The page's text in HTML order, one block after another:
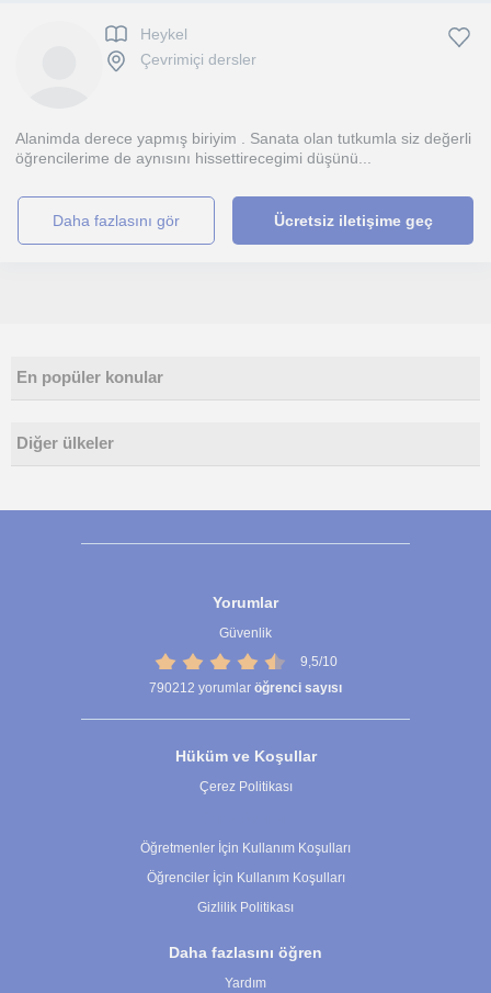
Heykel
Çevrimiçi dersler
Alanimda derece yapmış biriyim . Sanata olan tutkumla siz değerli
öğrencilerime de aynısını hissettirecegimi düşünü...
daha fazlasını gör Ücretsiz iletişime geç
En popüler konular
Diğer ülkeler
Yorumlar
Güvenlik
9,5/10
790212 yorumlar öğrenci sayısı
Hüküm ve Koşullar
Çerez Politikası
Öğretmenler İçin Kullanım Koşulları
Öğrenciler İçin Kullanım Koşulları
Gizlilik Politikası
Daha fazlasını öğren
Yardım